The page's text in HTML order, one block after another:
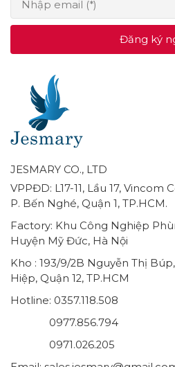
Đăng ký
JESMARY CO., LTD
VPPĐD: L17-11, Lầu 17, Vincom
P. Bến Nghé, Quận 1, TP.HCM.
Factory: Khu Công Nghiệp
Huyện Mỹ Đức, Hà Nội
Kho : 193/9/2B Nguyễn Thị
Hiệp, Quận 12, TP.HCM
Hotline: 0357.118.508
0977.856.794
0971.026.205